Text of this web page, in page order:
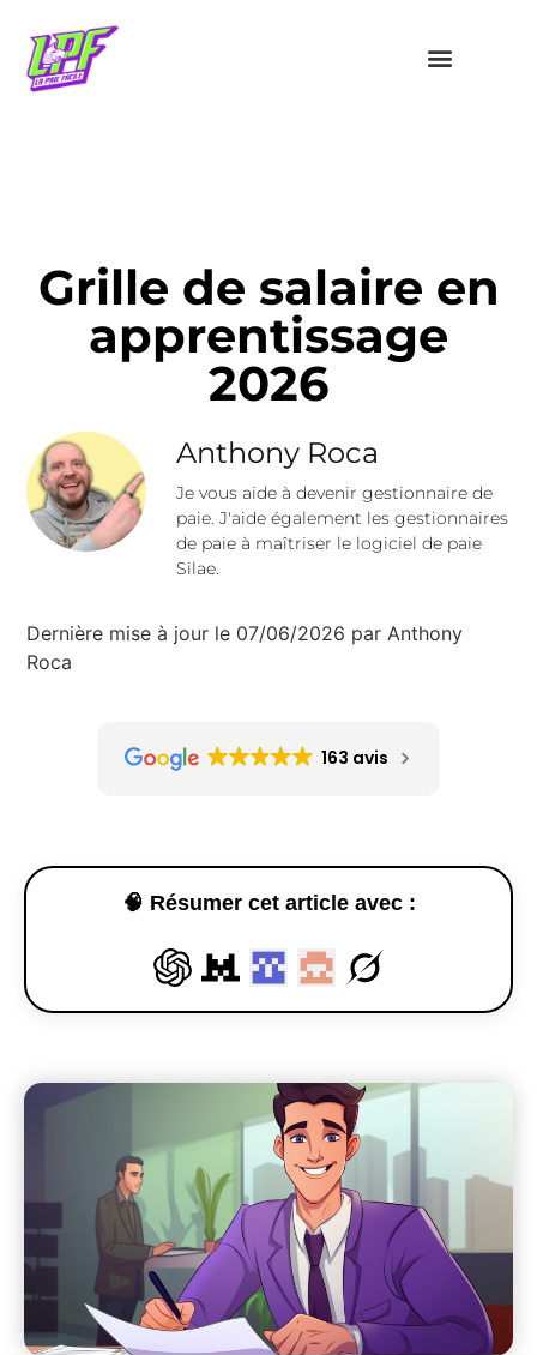
Grille de salaire en
apprentissage
2026
Anthony Roca
Je vous aide à devenir gestionnaire de
paie. J'aide également les gestionnaires
de paie à maîtriser le logiciel de paie
Silae.
Dernière mise à jour le 07/06/2026 par Anthony
Roca
163 avis
🧠 Résumer cet article avec :